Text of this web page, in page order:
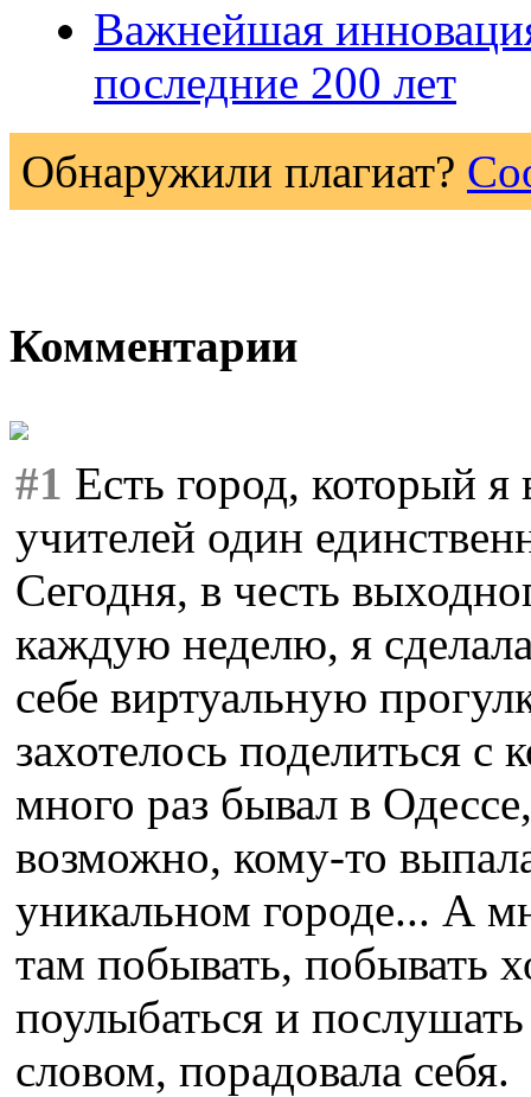
Важнейшая
последние 200 лет
Обнаружили плагиат?
Комментарии
#1 Есть город, который
учителей один
Сегодня, в честь
каждую неделю, я
себе виртуальную
захотелось поделиться
много раз бывал в
возможно, кому-то
уникальном городе... А
там побывать, побывать
поулыбаться и
словом, порадовала себя.